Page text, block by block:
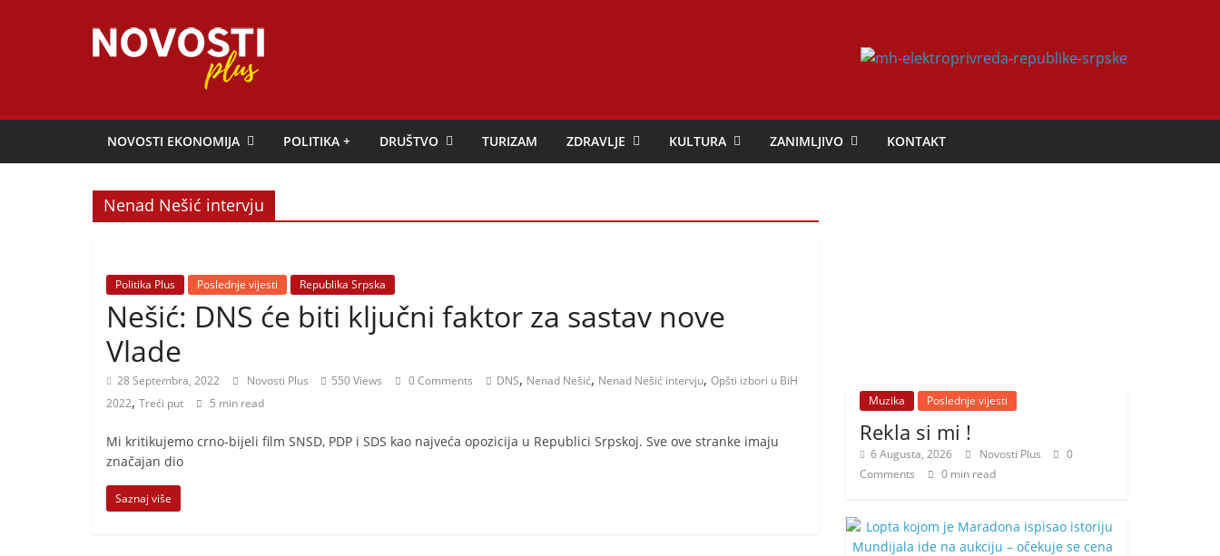
Novosti
Plus
NOVOSTI EKONOMIJA POLITIKA + DRUŠTVO TURIZAM ZDRAVLJE KULTURA ZANIMLJIVO KONTAKT
Nenad Nešić intervju
Politika Plus Poslednje vijesti Republika Srpska
Nešić: DNS će biti ključni faktor za sastav nove
Vlade
28 Septembra, 2022 Novosti Plus 550 Views 0 Comments DNS, Nenad Nešić, Nenad Nešić intervju, Opšti izbori u BiH
2022, Treći put 5 min read
Mi kritikujemo crno-bijeli film SNSD, PDP i SDS kao najveća opozicija u Republici Srpskoj. Sve ove stranke imaju
značajan dio
Saznaj više
Muzika Poslednje vijesti
Rekla si mi !
6 Augusta, 2026 Novosti Plus
0
Comments
0 min read